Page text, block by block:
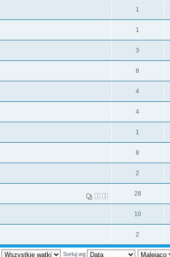
1
1
3
8
4
4
1
8
2
1 2 28
10
2
Sortuj wg